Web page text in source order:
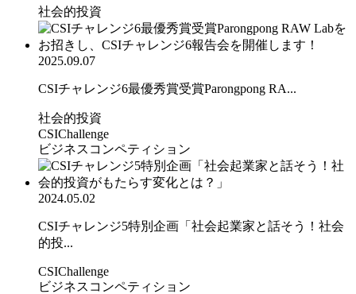
社会的投資
2025.09.07
CSIチャレンジ6最優秀賞受賞Parongpong RA...
社会的投資
CSIChallenge
ビジネスコンペティション
2024.05.02
CSIチャレンジ5特別企画「社会起業家と話そう！社会
的投...
CSIChallenge
ビジネスコンペティション